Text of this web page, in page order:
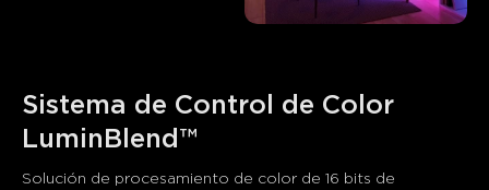
Sistema de Control de Color
LuminBlend™
Solución de procesamiento de color de 16 bits de